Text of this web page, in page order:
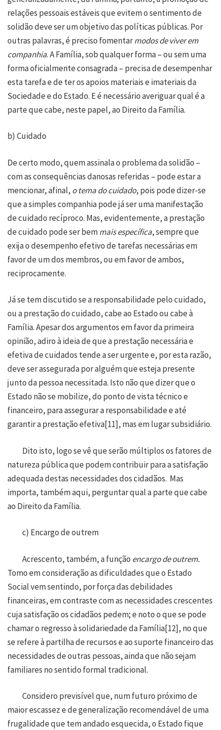
relações pessoais estáveis que evitem o sentimento de
solidão deve ser um objetivo das políticas públicas. Por
outras palavras, é preciso fomentarmodos de viver em
companhia. A Família, sob qualquer forma – ou sem uma
forma oficialmente consagrada – precisa de desempenhar
esta tarefa e de ter os apoios materiais e imateriais da
Sociedade e do Estado. E é necessário averiguar qual é a
parte que cabe, neste papel, ao Direito da Família.
b) Cuidado
De certo modo, quem assinala o problema da solidão –
com as consequências danosas referidas – pode estar a
mencionar, afinal, o tema do cuidado, pois pode dizer-se
que a simples companhia pode já ser uma manifestação
de cuidado recíproco. Mas, evidentemente, a prestação
de cuidado pode ser bemmais específica, sempre que
exija o desempenho efetivo de tarefas necessárias em
favor de um dos membros, ou em favor de ambos,
reciprocamente.
Já se tem discutido se a responsabilidade pelo cuidado,
ou a prestação do cuidado, cabe ao Estado ou cabe à
Família. Apesar dos argumentos em favor da primeira
opinião, adiro à ideia de que a prestação necessária e
efetiva de cuidados tende a ser urgente e, por esta razão,
deve ser assegurada por alguém que esteja presente
junto da pessoa necessitada. Isto não que dizer que o
Estado não se mobilize, do ponto de vista técnico e
financeiro, para assegurar a responsabilidade e até
garantir a prestação efetiva[11], mas em lugar subsidiário.
Dito isto, logo se vê que serão múltiplos os fatores de
natureza pública que podem contribuir para a satisfação
adequada destas necessidades dos cidadãos. Mas
importa, também aqui, perguntar qual a parte que cabe
ao Direito da Família.
c) Encargo de outrem
Acrescento, também, a função encargo de outrem.
Tomo em consideração as dificuldades que o Estado
Social vem sentindo, por força das debilidades
financeiras, em contraste com as necessidades crescentes
cuja satisfação os cidadãos pedem; e noto o que se pode
chamar o regresso à solidariedade da Família[12], no que
se refere à partilha de recursos e ao suporte financeiro das
necessidades de outras pessoas, ainda que não sejam
familiares no sentido formal tradicional.
Considero previsível que, num futuro próximo de
maior escassez e de generalização recomendável de uma
frugalidade que tem andado esquecida, o Estado fique